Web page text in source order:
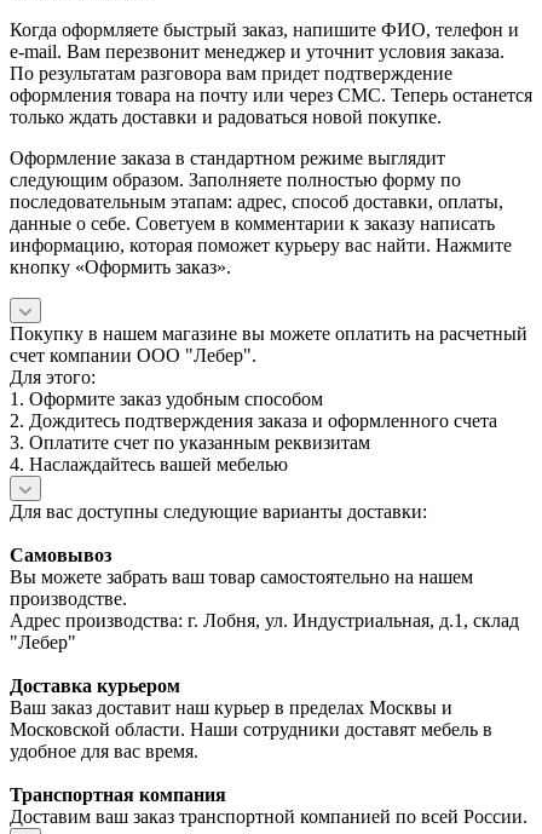
Когда оформляете быстрый заказ, напишите ФИО, телефон и
e-mail. Вам перезвонит менеджер и уточнит условия заказа.
По результатам разговора вам придет подтверждение
оформления товара на почту или через СМС. Теперь останется
только ждать доставки и радоваться новой покупке.
Оформление заказа в стандартном режиме выглядит
следующим образом. Заполняете полностью форму по
последовательным этапам: адрес, способ доставки, оплаты,
данные о себе. Советуем в комментарии к заказу написать
информацию, которая поможет курьеру вас найти. Нажмите
кнопку «Оформить заказ».
Покупку в нашем магазине вы можете оплатить на расчетный
счет компании ООО "Лебер".
Для этого:
1. Оформите заказ удобным способом
2. Дождитесь подтверждения заказа и оформленного счета
3. Оплатите счет по указанным реквизитам
4. Наслаждайтесь вашей мебелью
Для вас доступны следующие варианты доставки:
Самовывоз
Вы можете забрать ваш товар самостоятельно на нашем
производстве.
Адрес производства: г. Лобня, ул. Индустриальная, д.1, склад
"Лебер"
Доставка курьером
Ваш заказ доставит наш курьер в пределах Москвы и
Московской области. Наши сотрудники доставят мебель в
удобное для вас время.
Транспортная компания
Доставим ваш заказ транспортной компанией по всей России.